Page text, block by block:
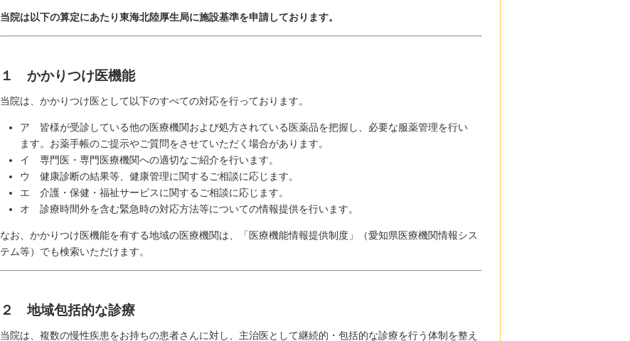
当院は以下の算定にあたり東海北陸厚生局に施設基準を申請しております。
１ かかりつけ医機能
当院は、かかりつけ医として以下のすべての対応を行っております。
ア 皆様が受診している他の医療機関および処方されている医薬品を把握し、必要な服薬管理を行い
ます。お薬手帳のご提示やご質問をさせていただく場合があります。
イ 専門医・専門医療機関への適切なご紹介を行います。
ウ 健康診断の結果等、健康管理に関するご相談に応じます。
エ 介護・保健・福祉サービスに関するご相談に応じます。
オ 診療時間外を含む緊急時の対応方法等についての情報提供を行います。
なお、かかりつけ医機能を有する地域の医療機関は、「医療機能情報提供制度」（愛知県医療機関情報シス
テム等）でも検索いただけます。
２ 地域包括的な診療
当院は、複数の慢性疾患をお持ちの患者さんに対し、主治医として継続的・包括的な診療を行う体制を整え